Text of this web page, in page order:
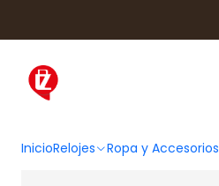
InicioRelojes Ropa y Accesorios